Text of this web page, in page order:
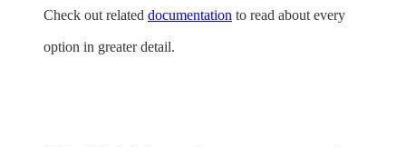
Check out related documentation to read about every
option in greater detail.